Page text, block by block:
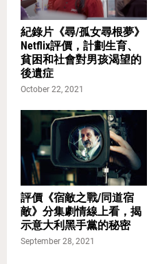
紀錄片《尋/孤女尋根夢》
Netflix評價，計劃生育、
貧困和社會對男孩渴望的
後遺症
October 22, 2021
評價《宿敵之戰/同道宿
敵》分集劇情線上看，揭
示意大利黑手黨的秘密
September 28, 2021